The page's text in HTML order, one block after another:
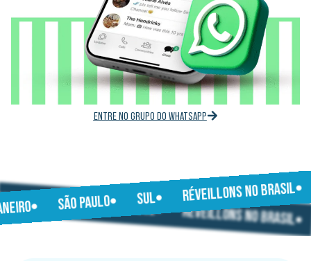
ENTRE NO GRUPO DO WHATSAPP
SÃO PAULO SUL RÉVEILLONS NO BRASIL
SÃO PAULO SUL RÉVEILLONS NO BRASIL